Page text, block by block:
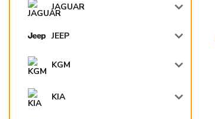
JAGUAR
JEEP
KGM
KIA